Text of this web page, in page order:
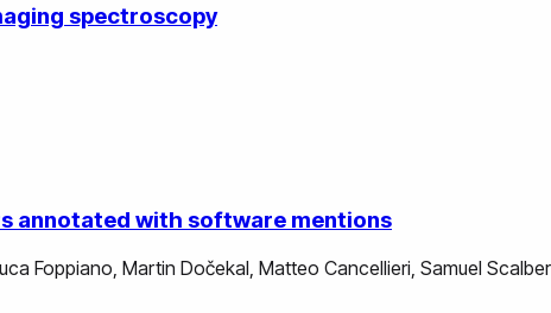
spectroscopy
annotated with software mentions
Foppiano Martin Dočekal Matteo Cancellieri Samuel